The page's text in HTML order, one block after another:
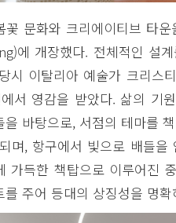
꽃 문화와 크리에이티브 타
에 개장했다. 전체적인 설
시 이탈리아 예술가 크리스
서 영감을 받았다. 삶의 기
을 바탕으로, 서점의 테마를
며, 항구에서 빛으로 배들
가득한 책탑으로 이루어진
를 주어 등대의 상징성을 명